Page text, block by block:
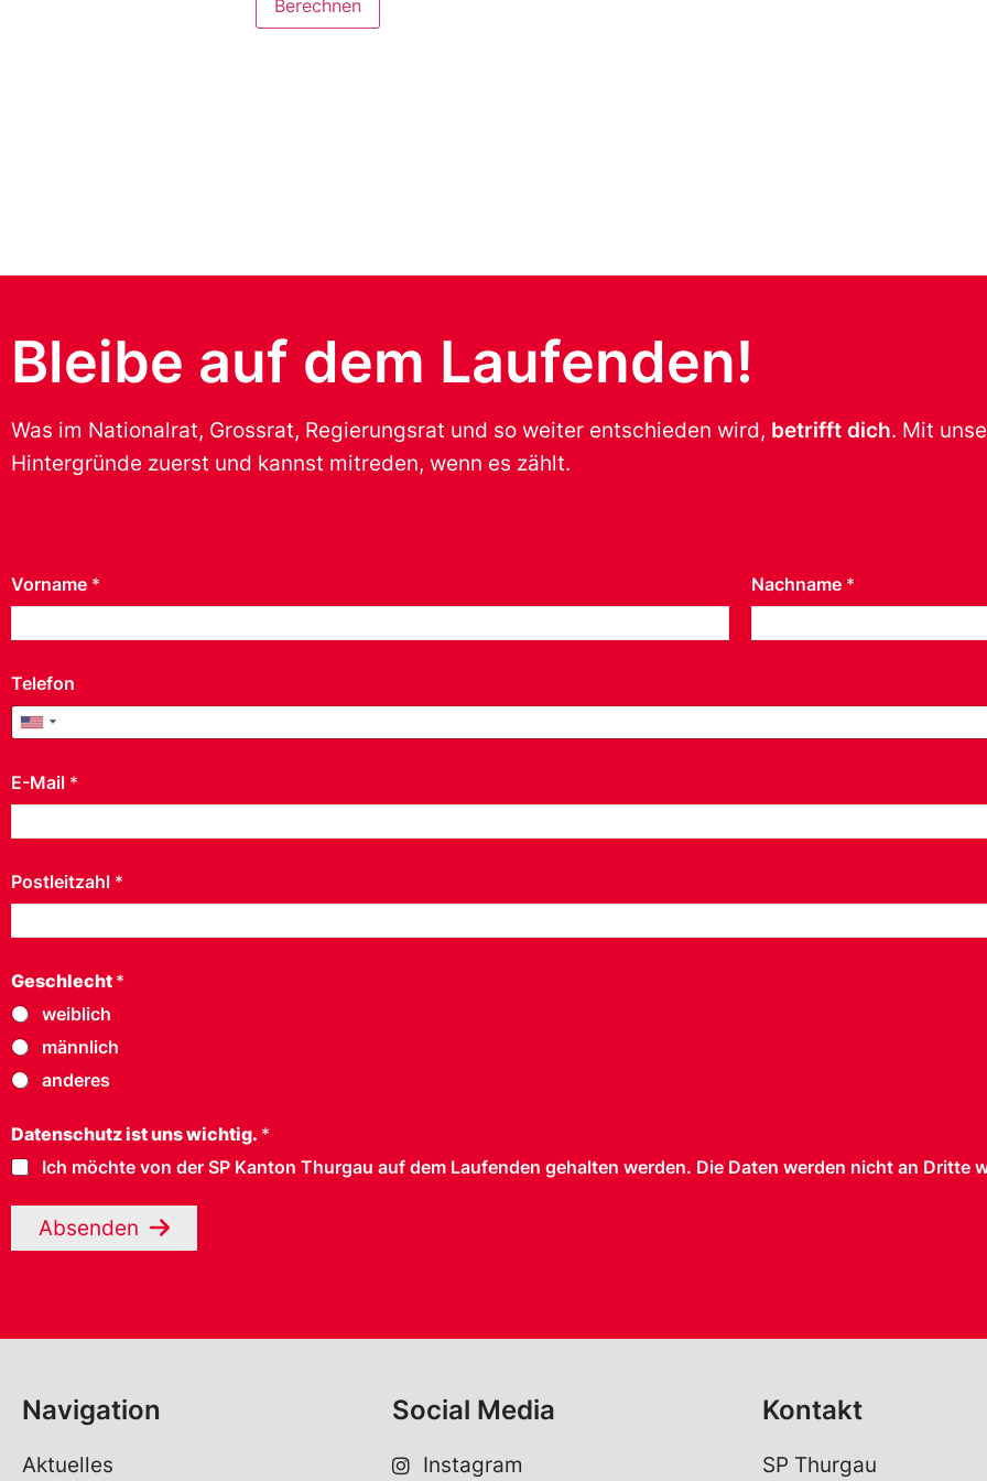
Berechnen
Bleibe auf dem Laufenden!
Was im Nationalrat, Grossrat, Regierungsrat und so weiter entschieden wird, betrifft dich. Mit
Hintergründe zuerst und kannst mitreden, wenn es zählt.
Vorname * Nachname *
Telefon
United States +1
E-Mail *
Postleitzahl *
Geschlecht *
weiblich
männlich
anderes
Datenschutz ist uns wichtig. *
Ich möchte von der SP Kanton Thurgau auf dem Laufenden gehalten werden. Die Daten werden nicht an
Absenden
Navigation
Aktuelles
Social Media
Instagram
Kontakt
SP Thurgau